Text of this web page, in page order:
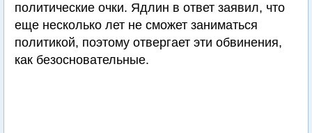
политические очки. Ядлин в ответ заявил, что
еще несколько лет не сможет заниматься
политикой, поэтому отвергает эти обвинения,
как безосновательные.